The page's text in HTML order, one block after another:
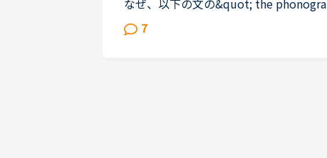
なぜ、以下の文の&quot; the
es and the motion picture
けが、theのつかない複数で...
7